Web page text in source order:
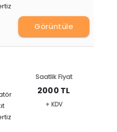
Görüntüle
Saatlik Fiyat
2000 TL
+ KDV